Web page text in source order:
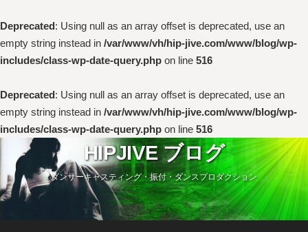
Deprecated: Using null as an array offset is deprecated, use an
empty string instead in /var/www/vh/hip-jive.com/www/blog/wp-
includes/class-wp-date-query.php on line 516
Deprecated: Using null as an array offset is deprecated, use an
empty string instead in /var/www/vh/hip-jive.com/www/blog/wp-
includes/class-wp-date-query.php on line 516
テ
ン
HIPJIVE ブログ
ダンサーキャスティング・振付・ダンスプロダクション